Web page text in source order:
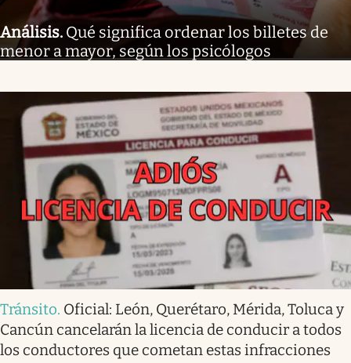
Análisis. Qué significa ordenar los billetes de
menor a mayor, según los psicólogos
Tránsito. Oficial: León, Querétaro, Mérida, Toluca y
Cancún cancelarán la licencia de conducir a todos
los conductores que cometan estas infracciones